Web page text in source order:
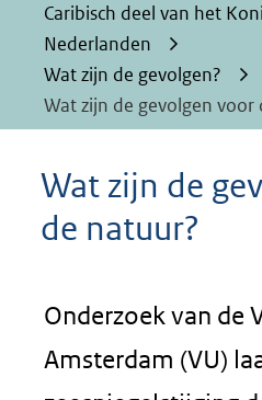
Caribisch deel van het
Nederlanden
Wat zijn de gevolgen?
Wat zijn de gevolgen voor
Wat zijn de
de natuur?
Onderzoek van de
Amsterdam (VU)